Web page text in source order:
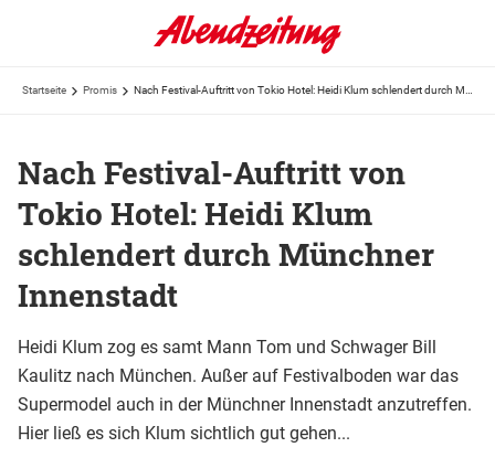
Startseite Promis
Nach Festival-Auftritt von
Tokio Hotel: Heidi Klum
schlendert durch Münchner
Innenstadt
Heidi Klum zog es samt Mann Tom und Schwager Bill
Kaulitz nach München. Außer auf Festivalboden war das
Supermodel auch in der Münchner Innenstadt anzutreffen.
Hier ließ es sich Klum sichtlich gut gehen...